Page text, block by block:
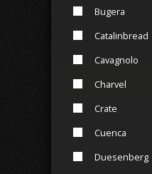
Bugera
Catalinbread
Cavagnolo
Charvel
Crate
Cuenca
Duesenberg